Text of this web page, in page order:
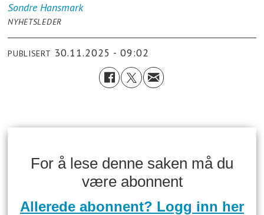
Sondre Hansmark
NYHETSLEDER
PUBLISERT 30.11.2025 - 09:02
For å lese denne saken må du
være abonnent
Allerede abonnent? Logg inn her